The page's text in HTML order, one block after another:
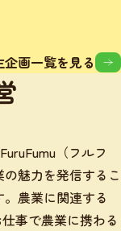
企画一覧を見る
（フルフ
魅力を発信するこ
農業に関連する
事で農業に携わる